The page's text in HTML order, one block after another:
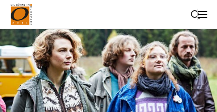
Suche schließen
Wegbeschreibung erhalten